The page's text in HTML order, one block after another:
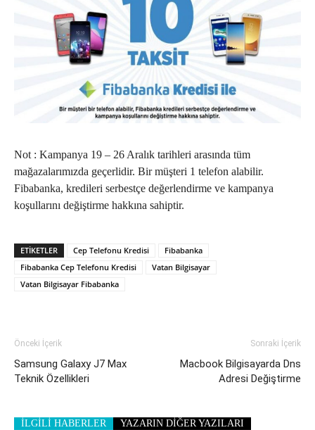
Not : Kampanya 19 – 26 Aralık tarihleri arasında tüm
mağazalarımızda geçerlidir. Bir müşteri 1 telefon alabilir.
Fibabanka, kredileri serbestçe değerlendirme ve kampanya
koşullarını değiştirme hakkına sahiptir.
ETIKETLER Cep Telefonu Kredisi
Fibabanka
Fibabanka Cep Telefonu Kredisi
Vatan Bilgisayar
Vatan Bilgisayar Fibabanka
Önceki İçerik
Samsung Galaxy J7 Max
Teknik Özellikleri
Sonraki İçerik
Macbook Bilgisayarda Dns
Adresi Değiştirme
İLGİLİ HABERLER YAZARIN DİĞER YAZILARI